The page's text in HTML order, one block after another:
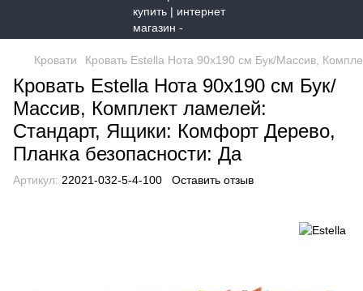
Кровати Кровать Estella Нота 90х190 см Бук/Массив,
Кровать Estella Нота 90х190 см Бук/
Массив, Комплект ламелей:
Стандарт, Ящики: Комфорт Дерево,
Планка безопасности: Да
Артикул: 22021-032-5-4-100 Оставить отзыв